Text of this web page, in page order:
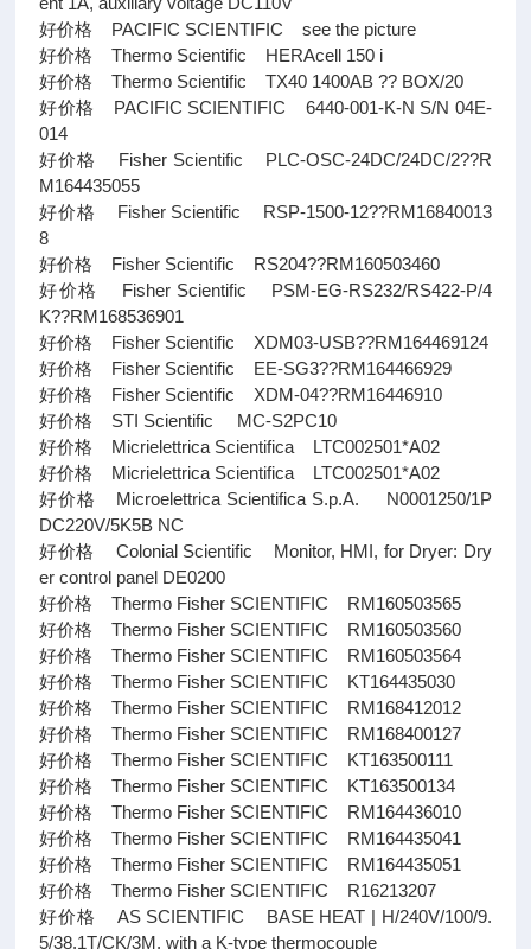
好价格 PACIFIC SCIENTIFIC see the picture
好价格 Thermo Scientific HERAcell 150 i
好价格 Thermo Scientific TX40 1400AB ?? BOX/20
好价格 PACIFIC SCIENTIFIC 6440-001-K-N S/N 04E-
014
好价格 Fisher Scientific PLC-OSC-24DC/24DC/2??R
M164435055
好价格 Fisher Scientific RSP-1500-12??RM16840013
8
好价格 Fisher Scientific RS204??RM160503460
好价格 Fisher Scientific PSM-EG-RS232/RS422-P/4
K??RM168536901
好价格 Fisher Scientific XDM03-USB??RM164469124
好价格 Fisher Scientific EE-SG3??RM164466929
好价格 Fisher Scientific XDM-04??RM16446910
好价格 STI Scientific MC-S2PC10
好价格 Micrielettrica Scientifica LTC002501*A02
好价格 Micrielettrica Scientifica LTC002501*A02
好价格 Microelettrica Scientifica S.p.A. N0001250/1P
DC220V/5K5B NC
好价格 Colonial Scientific Monitor, HMI, for Dryer: Dry
er control panel DE0200
好价格 Thermo Fisher SCIENTIFIC RM160503565
好价格 Thermo Fisher SCIENTIFIC RM160503560
好价格 Thermo Fisher SCIENTIFIC RM160503564
好价格 Thermo Fisher SCIENTIFIC KT164435030
好价格 Thermo Fisher SCIENTIFIC RM168412012
好价格 Thermo Fisher SCIENTIFIC RM168400127
好价格 Thermo Fisher SCIENTIFIC KT163500111
好价格 Thermo Fisher SCIENTIFIC KT163500134
好价格 Thermo Fisher SCIENTIFIC RM164436010
好价格 Thermo Fisher SCIENTIFIC RM164435041
好价格 Thermo Fisher SCIENTIFIC RM164435051
好价格 Thermo Fisher SCIENTIFIC R16213207
好价格 AS SCIENTIFIC BASE HEAT | H/240V/100/9.
5/38.1T/CK/3M, with a K-type thermocouple